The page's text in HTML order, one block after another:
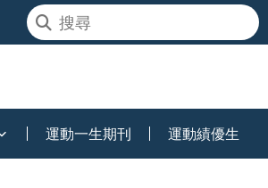
運動一生期刊 運動績優生